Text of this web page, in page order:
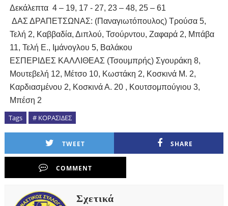
Δεκάλεπτα 4 – 19, 17 - 27, 23 – 48, 25 – 61
ΔΑΣ ΔΡΑΠΕΤΣΩΝΑΣ: (Παναγιωτόπουλος) Τρούσα 5,
Τελή 2, Καββαδία, Διπλού, Τσούρντου, Ζαφαρά 2, Μπάβα
11, Τελή Ε., Ιμάνογλου 5, Βαλάκου
ΕΣΠΕΡΙΔΕΣ ΚΑΛΛΙΘΕΑΣ (Τσουμπρής) Σγουράκη 8,
Μουτεβελή 12, Μέτσο 10, Κωστάκη 2, Κοσκινά Μ. 2,
Καρδιασμένου 2, Κοσκινά Α. 20 , Κουτσομπούγιου 3,
Μπέση 2
Tags # ΚΟΡΑΣΙΔΕΣ
TWEET SHARE
COMMENT
Σχετικά